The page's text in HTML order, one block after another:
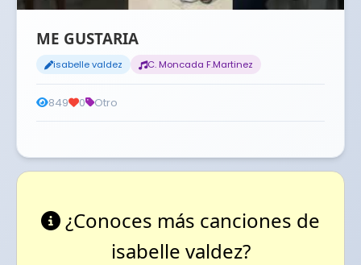
ME GUSTARIA
isabelle valdez C. Moncada F.Martinez
849 0 Otro
¿Conoces más canciones de
isabelle valdez?